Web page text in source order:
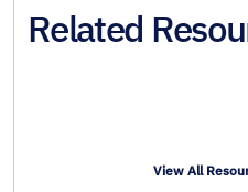
Related
View All